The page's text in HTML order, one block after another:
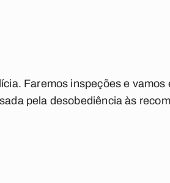
Faremos inspeções e vamos
pela desobediência às